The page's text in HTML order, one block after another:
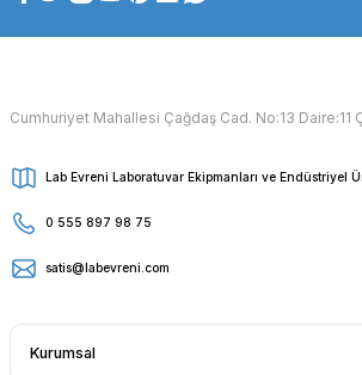
Cumhuriyet Mahallesi Çağdaş Cad. No:13
Lab Evreni Laboratuvar Ekipmanları ve Endüstriyel
0 555 897 98 75
satis@labevreni.com
Kurumsal